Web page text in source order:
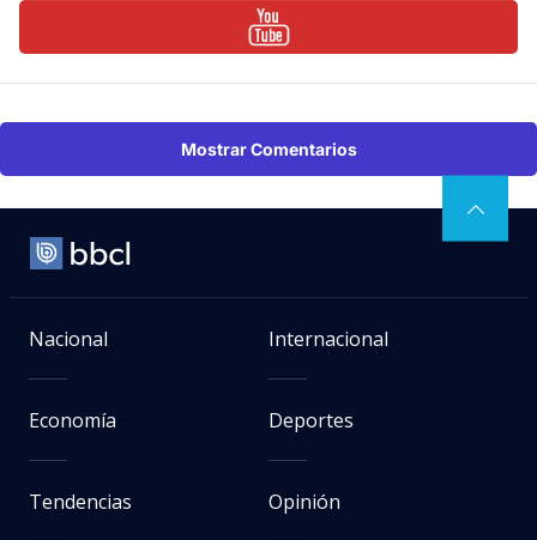
Mostrar Comentarios
Nacional Internacional
Economía Deportes
Tendencias Opinión